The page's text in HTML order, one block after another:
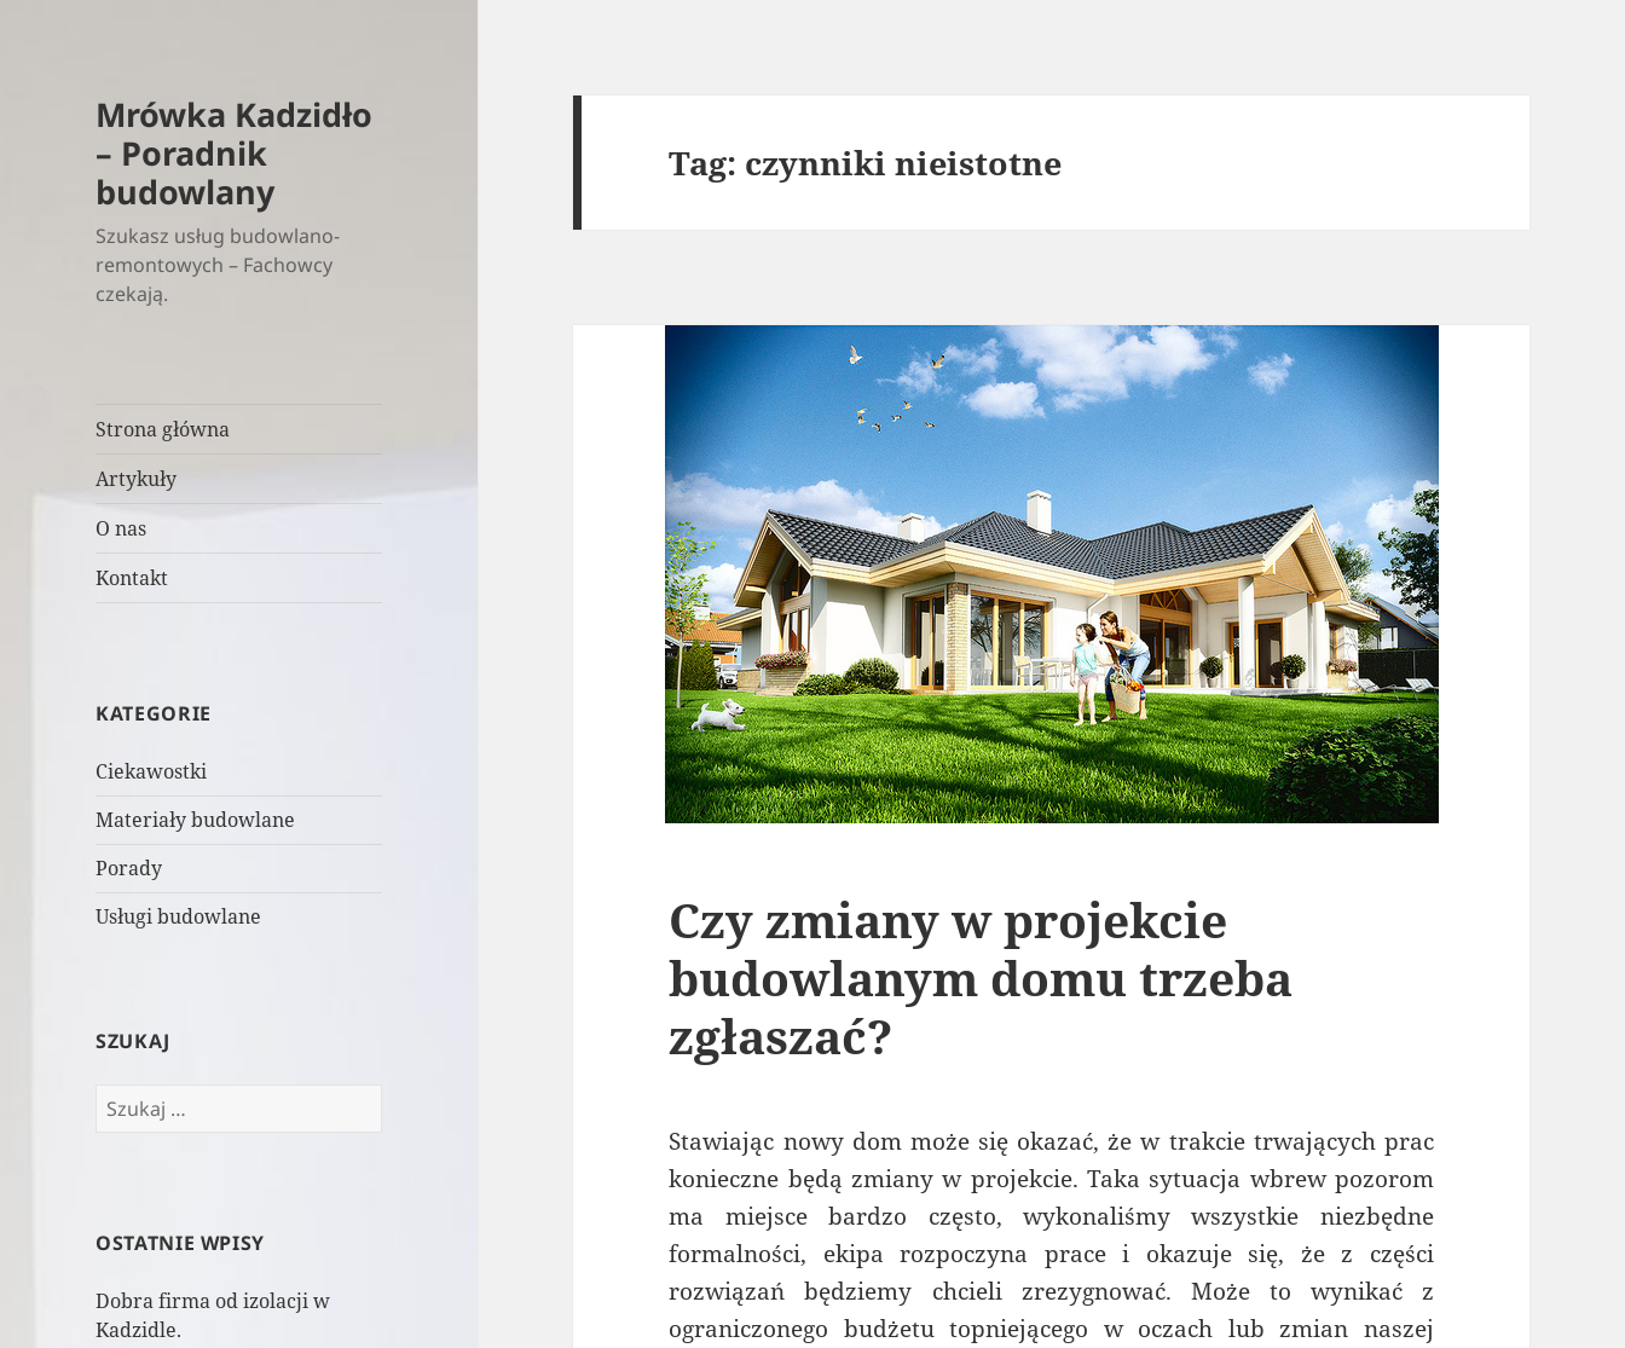
Mrówka Kadzidło
– Poradnik
budowlany
Szukasz usług budowlano-
remontowych – Fachowcy
czekają.
Strona główna
Artykuły
O nas
Kontakt
KATEGORIE
Ciekawostki
Materiały budowlane
Porady
Usługi budowlane
SZUKAJ
Szukaj:
OSTATNIE WPISY
Dobra firma od izolacji w
Kadzidle.
Tag: czynniki nieistotne
Czy zmiany w projekcie
budowlanym domu trzeba
zgłaszać?
Stawiając nowy dom może się okazać, że w trakcie trwających prac
konieczne będą zmiany w projekcie. Taka sytuacja wbrew pozorom
ma miejsce bardzo często, wykonaliśmy wszystkie niezbędne
formalności, ekipa rozpoczyna prace i okazuje się, że z części
rozwiązań będziemy chcieli zrezygnować. Może to wynikać z
ograniczonego budżetu topniejącego w oczach lub zmian naszej